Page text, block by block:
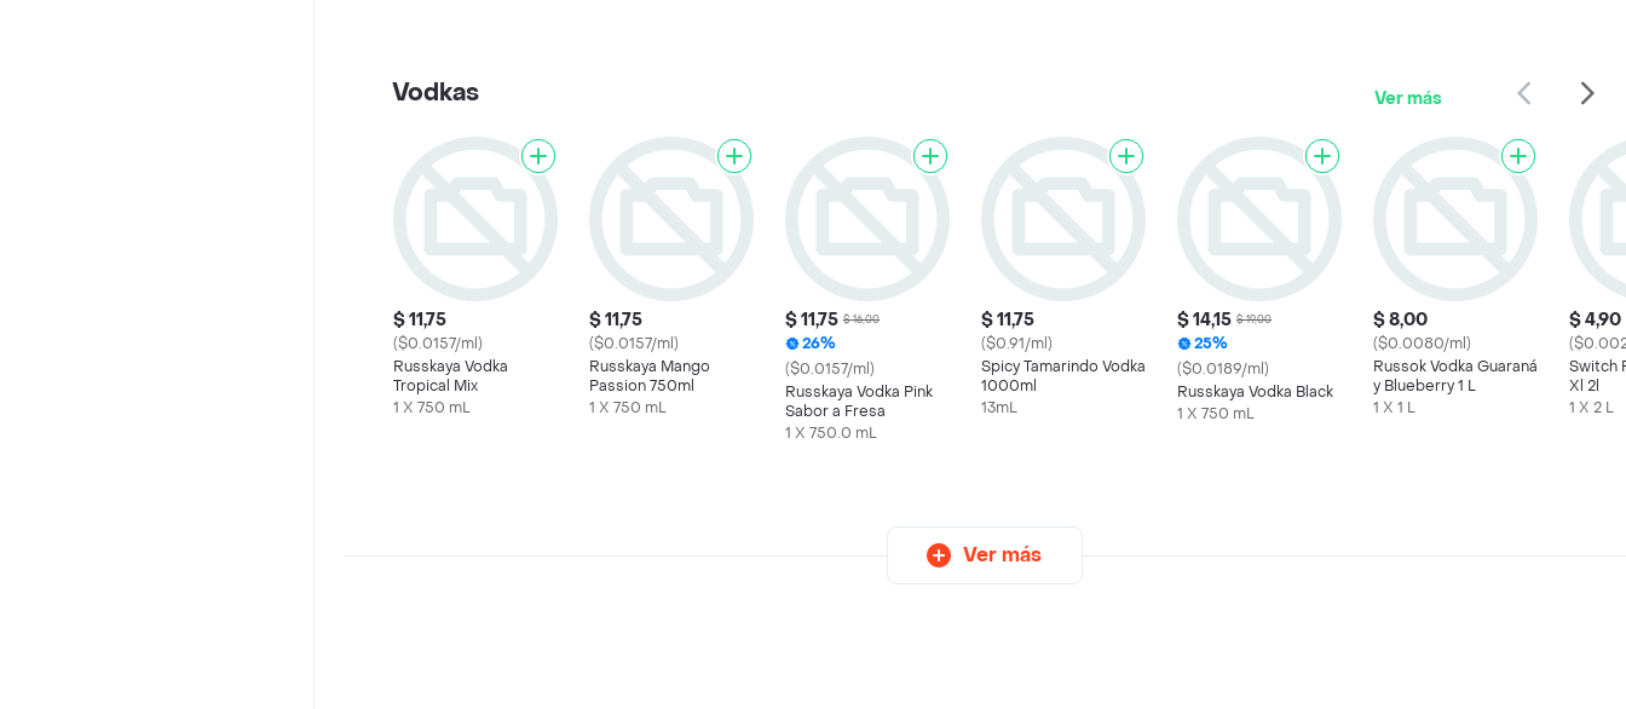
Vodkas Ver más
$ 11,75
($0.0157/ml)
Russkaya Vodka
Tropical Mix
1 X 750 mL
$ 11,75
($0.0157/ml)
Russkaya Mango
Passion 750ml
1 X 750 mL
$ 11,75 $ 16,00
26%
($0.0157/ml)
Russkaya Vodka Pink
Sabor a Fresa
1 X 750.0 mL
$ 11,75
($0.91/ml)
Spicy Tamarindo Vodka
1000ml
13mL
$ 14,15 $ 19,00
25%
($0.0189/ml)
Russkaya Vodka Black
1 X 750 mL
$ 8,00
($0.0080/ml)
Russok Vodka Guaraná
y Blueberry 1 L
1 X 1 L
$ 4,90
Switch
Xl 2l
1 X 2 L
Ver más